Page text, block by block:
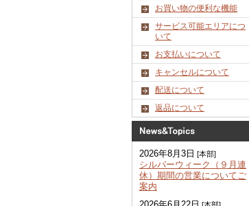
お買い物の便利な機能
サービス可能エリアにつ
いて
お支払いについて
キャンセルについて
配送について
返品について
2026年8月3日 [本部]
シルバーウィーク（９月連
休）期間の営業についてご
案内